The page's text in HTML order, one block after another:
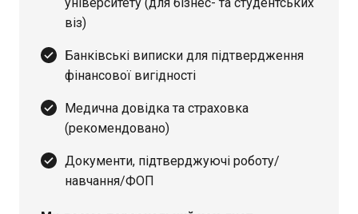
віз)
Банківські виписки для підтвердження
фінансової вигідності
Медична довідка та страховка
(рекомендовано)
Документи, підтверджуючі роботу/
навчання/ФОП